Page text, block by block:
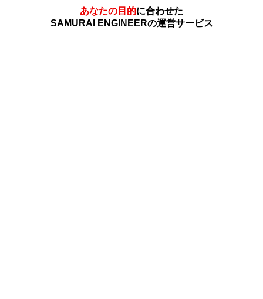
あなたの目的に合わせた
SAMURAI ENGINEERの運営サービス